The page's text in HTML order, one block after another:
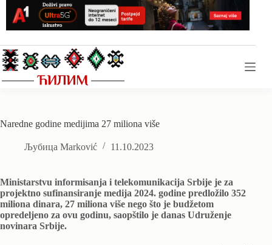
content
Naredne godine medijima 27 miliona više
Љубица Marković 11.10.2023
Ministarstvu informisanja i telekomunikacija Srbije je za
projektno sufinansiranje medija 2024. godine predložilo 352
miliona dinara, 27 miliona više nego što je budžetom
opredeljeno za ovu godinu, saopštilo je danas Udruženje
novinara Srbije.